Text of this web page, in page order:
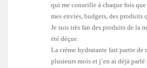
qui me conseille à chaque fois
mes envies, budgets, des produits
Je suis très fan des produits de la
été déçue.
La crème hydratante fait partie de
plusieurs mois et j’en ai déjà